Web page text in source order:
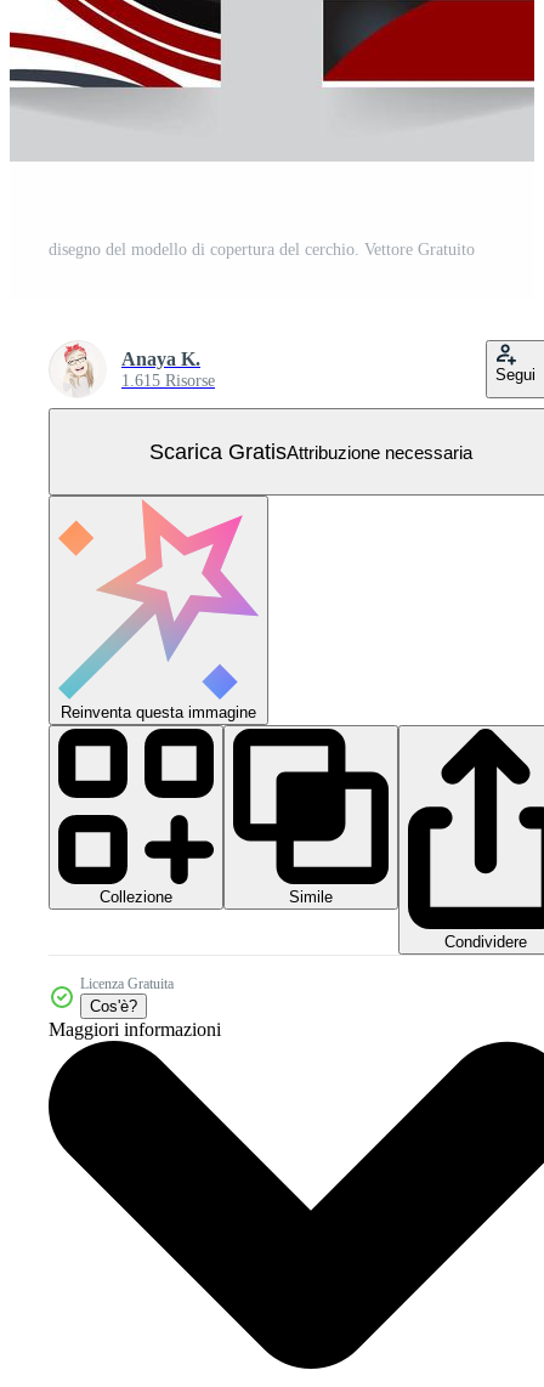
disegno del modello di copertura del cerchio. Vettore Gratuito
Anaya K.
1.615 Risorse Segui
Scarica GratisAttribuzione necessaria
Reinventa questa immagine
Collezione Simile
Condividere
Licenza Gratuita
Cos'è?
Maggiori informazioni